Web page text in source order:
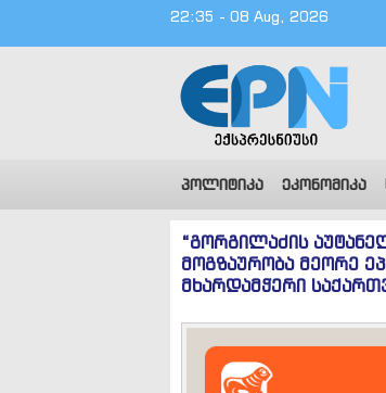
22:35 - 08 Aug, 2026
პოლიტიკა ეკონომიკა
“გორგილაძის
მოგზაურობა მეორე
მხარდამჭერი